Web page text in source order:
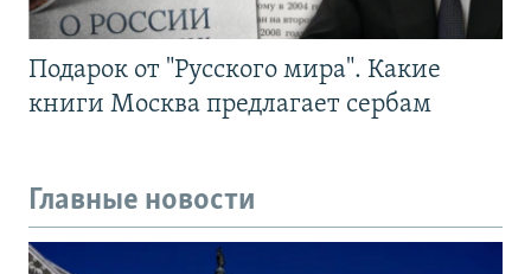
Подарок от "Русского мира". Какие
книги Москва предлагает сербам
Главные новости